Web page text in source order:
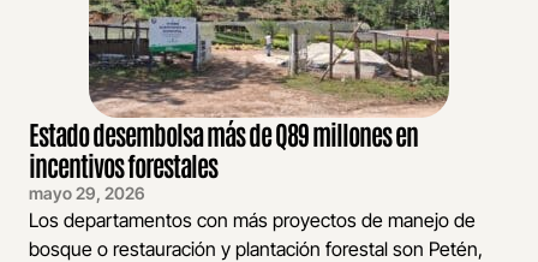
Estado desembolsa más de Q89 millones en
incentivos forestales
mayo 29, 2026
Los departamentos con más proyectos de manejo de
bosque o restauración y plantación forestal son Petén,